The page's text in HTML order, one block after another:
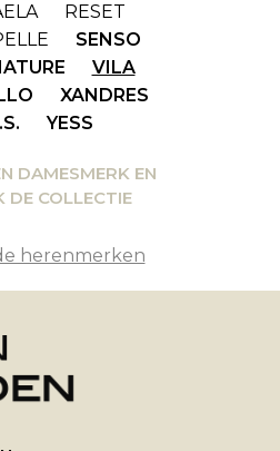
RESET
SENSO
VILA
XANDRES
YESS
DAMESMERK EN
DE COLLECTIE
herenmerken